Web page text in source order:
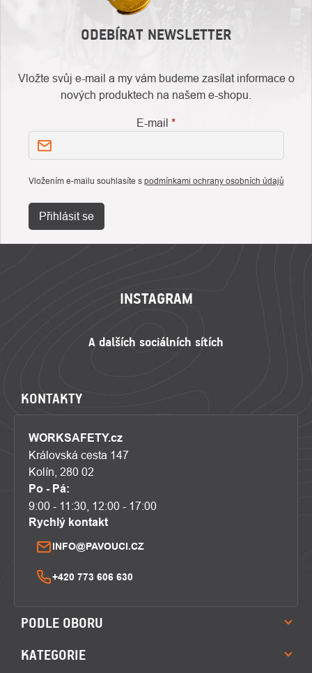
ODEBÍRAT NEWSLETTER
Vložte svůj e-mail a my vám budeme zasílat informace o
nových produktech na našem e-shopu.
E-mail
Vložením e-mailu souhlasíte s podmínkami ochrany osobních údajů
Přihlásit se
INSTAGRAM
KONTAKTY
WORKSAFETY.cz
Královská cesta 147
Kolín, 280 02
Po - Pá:
9:00 - 11:30, 12:00 - 17:00
Rychlý kontakt
INFO@PAVOUCI.CZ
+420 773 606 630
PODLE OBORU
KATEGORIE